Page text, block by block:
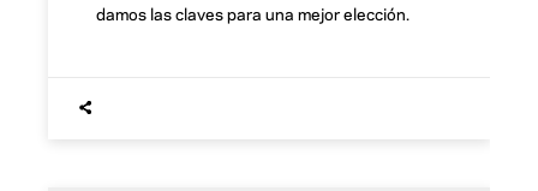
damos las claves para una mejor elección.